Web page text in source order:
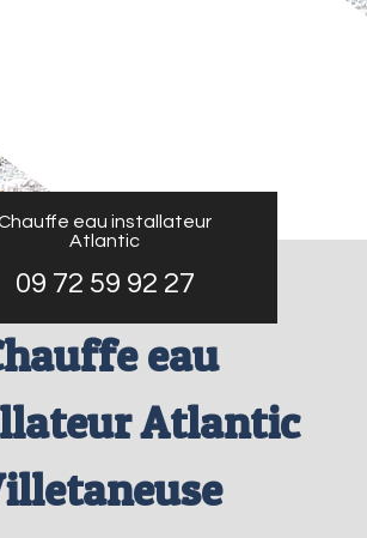
eau installateur
Atlantic
09 72 59 92 27
eau
Atlantic